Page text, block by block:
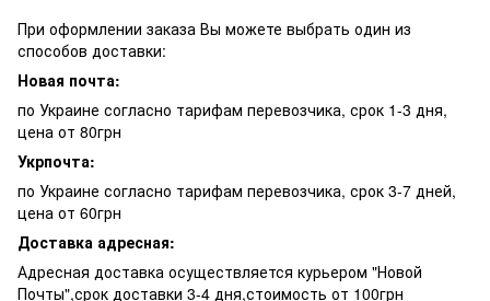
При оформлении заказа Вы можете выбрать один из
способов доставки:
Новая почта:
по Украине согласно тарифам перевозчика, срок 1-3 дня,
цена от 80грн
Укрпочта:
по Украине согласно тарифам перевозчика, срок 3-7 дней,
цена от 60грн
Доставка адресная:
Адресная доставка осуществляется курьером "Новой
Почты",срок доставки 3-4 дня,стоимость от 100грн